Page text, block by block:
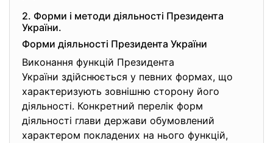
2. Форми і методи діяльності Президента
України.
Форми діяльності Президента України
Виконання функцій Президента
України здійснюється у певних формах, що
характеризують зовнішню сторону його
діяльності. Конкретний перелік форм
діяльності глави держави обумовлений
характером покладених на нього функцій,